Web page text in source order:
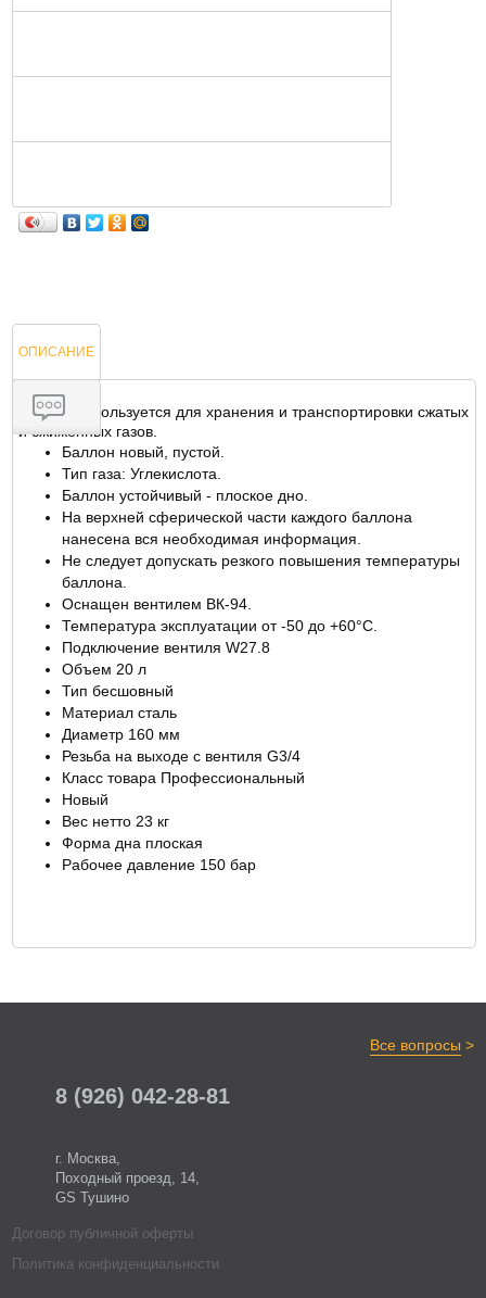
ОПИСАНИЕ
ОТЗЫВЫ
Баллон используется для хранения и транспортировки сжатых
и сжиженных газов.
Баллон новый, пустой.
Тип газа: Углекислота.
Баллон устойчивый - плоское дно.
На верхней сферической части каждого баллона
нанесена вся необходимая информация.
Не следует допускать резкого повышения температуры
баллона.
Оснащен вентилем ВК-94.
Температура эксплуатации от -50 до +60°С.
Подключение вентиля W27.8
Объем 20 л
Тип бесшовный
Материал сталь
Диаметр 160 мм
Резьба на выходе с вентиля G3/4
Класс товара Профессиональный
Новый
Вес нетто 23 кг
Форма дна плоская
Рабочее давление 150 бар
Все вопросы >
8 (926) 042-28-81
г. Москва,
Походный проезд, 14,
GS Тушино
Договор публичной оферты
Политика конфиденциальности